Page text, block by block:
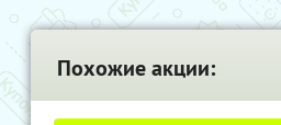
Похожие акции: